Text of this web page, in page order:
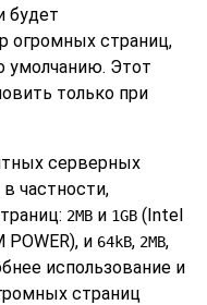
будет
огромных страниц,
умолчанию. Этот
только при
серверных
частности,
2MB и 1GB (Intel
POWER), и 64kB, 2MB,
использование и
страниц